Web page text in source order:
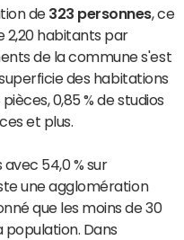
de 323 personnes, ce
2,20 habitants par
de la commune s'est
des habitations
0,85 % de studios
et plus.
54,0 % sur
une agglomération
que les moins de 30
population. Dans